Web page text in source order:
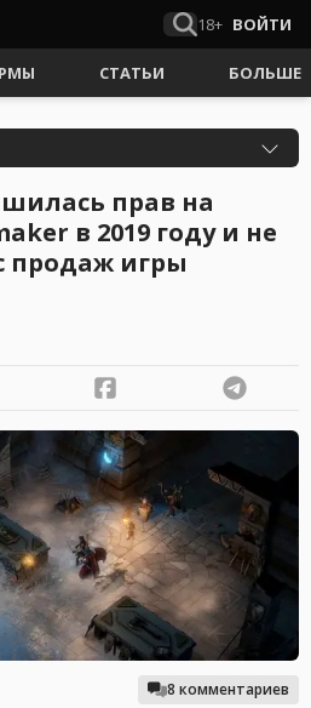
18+ ВОЙТИ
СТАТЬИ БОЛЬШЕ
прав на
в 2019 году и не
продаж игры
8 комментариев